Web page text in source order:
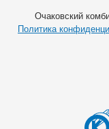
Очаковский
Политика